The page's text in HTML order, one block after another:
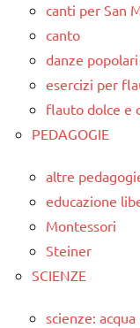
canti per San
canto
danze popolari
esercizi per
flauto dolce e
PEDAGOGIE
altre
educazione
Montessori
Steiner
SCIENZE
scienze: acqua